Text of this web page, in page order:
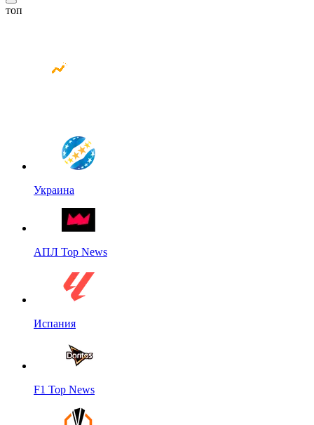
топ
Украина
АПЛ Top News
Испания
F1 Top News